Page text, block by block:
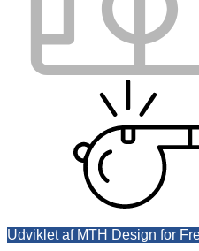
Udviklet af MTH Design for